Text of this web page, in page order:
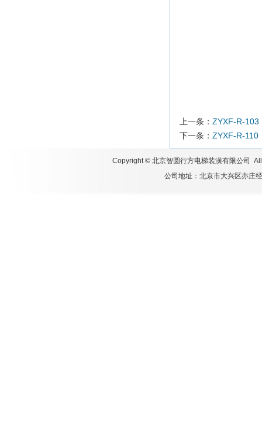
上一条： ZYXF-R-103
下一条： ZYXF-R-110
Copyright © 北京智圆行方电梯装潢有限公司
公司地址：北京市大兴区亦庄